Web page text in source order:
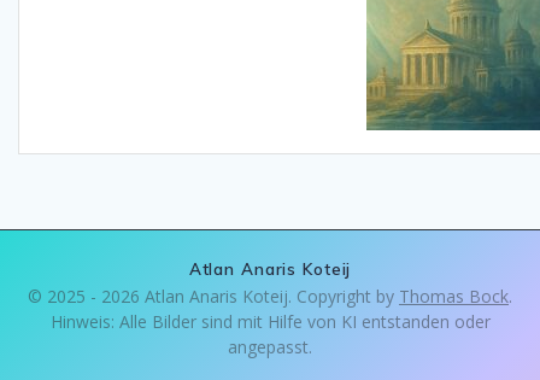
Atlan Anaris Koteij
© 2025 - 2026 Atlan Anaris Koteij. Copyright by Thomas Bock.
Hinweis: Alle Bilder sind mit Hilfe von KI entstanden oder
angepasst.